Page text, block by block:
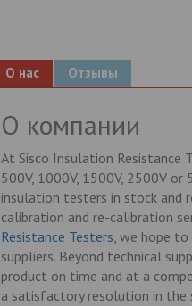
О нас Отзывы
О компании
At Sisco Insulation
500V, 1000V, 1500V, 2500V
insulation testers in stock and
calibration and re-calibration
Resistance Testers, we hope
suppliers. Beyond technical
product on time and at a
a satisfactory resolution in